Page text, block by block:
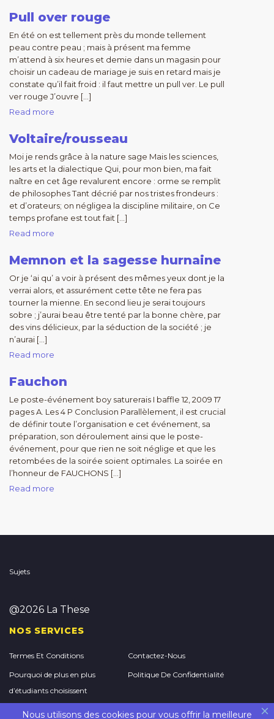
Pull over rouge
En été on est tellement près du monde tellement
peau contre peau ; mais à présent ma femme
m’attend à six heures et demie dans un magasin pour
choisir un cadeau de mariage je suis en retard mais je
constate qu’il fait froid : il faut mettre un pull ver. Le pull
ver rouge J’ouvre […]
Read more
Voltaire/rousseau
Moi je rends grâce à la nature sage Mais les sciences,
les arts et la dialectique Qui, pour mon bien, ma fait
naître en cet âge revalurent encore : orme se remplit
de philosophes Tant décrié par nos tristes frondeurs :
et d’orateurs; on négligea la discipline militaire, on Ce
temps profane est tout fait […]
Read more
Memnon et la sagesse hurnaine
Or je ‘ai qu’ a voir à présent des mêmes yeux dont je la
verrai alors, et assurément cette tête ne fera pas
tourner la mienne. En second lieu je serai toujours
sobre ; j’aurai beau être tenté par la bonne chère, par
des vins délicieux, par la séduction de la société ; je
n’aurai […]
Read more
Fauchon
Le poste-événement boy saturerais I baffle 12, 2009 17
pages A. Les 4 P Conclusion Parallèlement, il est crucial
de définir toute l’organisation e cet événement, sa
préparation, son déroulement ainsi que le poste-
événement, pour que rien ne soit néglige et que les
retombées de la soirée soient optimales. La soirée en
l’honneur de FAUCHONS […]
Read more
Nous utilisons des cookies pour vous offrir la meilleure
Sujets
@2026 La These
NOS SERVICES
Termes Et Conditions Contactez-Nous
Pourquoi de plus en plus
d’étudiants choisissent
Politique De Confidentialité